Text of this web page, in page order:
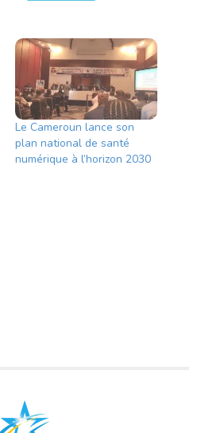
Le Cameroun lance son
plan national de santé
numérique à l’horizon 2030